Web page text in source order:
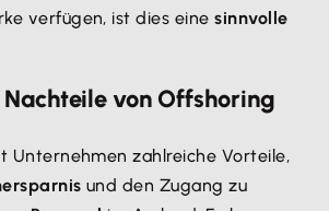
verfügen, ist dies einesinnvolle
von Offshoring
Unternehmen zahlreiche Vorteile,
und den Zugang zu